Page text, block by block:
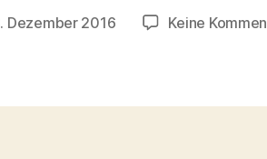
Dezember 2016 Keine